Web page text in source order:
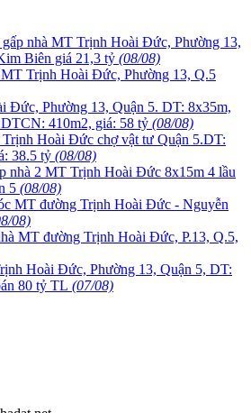
gấp nhà MT Trịnh Hoài Đức, Phường 13,
Biên giá 21,3 tỷ (08/08)
MT Trịnh Hoài Đức, Phường 13, Q.5
Đức, Phường 13, Quận 5. DT: 8x35m,
410m2, giá: 58 tỷ (08/08)
Hoài Đức chợ vật tư Quận 5.DT:
38.5 tỷ (08/08)
nhà 2 MT Trịnh Hoài Đức 8x15m 4 lầu
5 (08/08)
MT đường Trịnh Hoài Đức - Nguyễn
08)
MT đường Trịnh Hoài Đức, P.13, Q.5,
Hoài Đức, Phường 13, Quận 5, DT:
80 tỷ TL (07/08)